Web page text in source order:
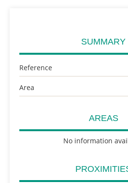
SUMMARY
Reference
Area
AREAS
No information